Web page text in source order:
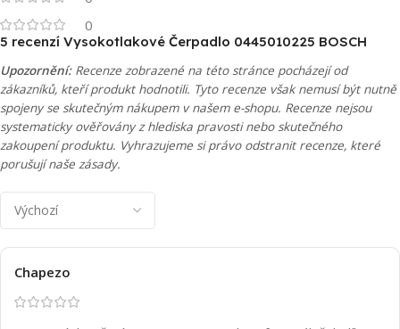
0
5 recenzí Vysokotlakové Čerpadlo 0445010225 BOSCH
Upozornění:Recenze zobrazené na této stránce pocházejí od
zákazníků, kteří produkt hodnotili. Tyto recenze však nemusí být nutně
spojeny se skutečným nákupem v našem e-shopu. Recenze nejsou
systematicky ověřovány z hlediska pravosti nebo skutečného
zakoupení produktu. Vyhrazujeme si právo odstranit recenze, které
porušují naše zásady.
Chapezo